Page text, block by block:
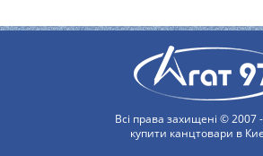
Всі права захищені © 2007
купити канцтовари в